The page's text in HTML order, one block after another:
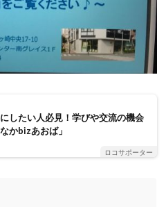
したい人必見！学びや交流の機会
かbizあおば」
ロコサポーター